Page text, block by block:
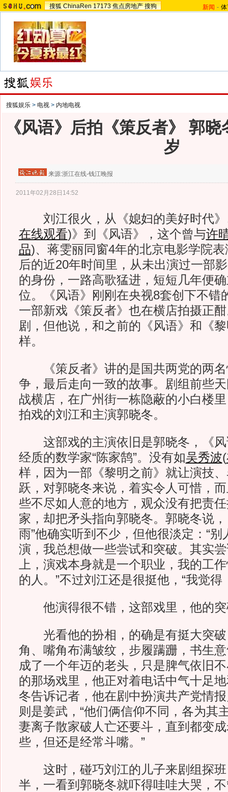
搜狐 ChinaRen 17173 焦点房地产 搜狗 新闻 -
搜狐娱乐 > 电视 > 内地电视
《风语》后拍《策反者》 郭
岁
来源:浙江在线-钱江晚报
2011年02月28日14:52
刘江很火，从《媳妇的美好时代》
在线观看)》到《风语》，这个曾与许
品)、蒋雯丽同窗4年的北京电影学院
后的近20年时间里，从未出演过一部
的身份，一路高歌猛进，短短几年便
位。《风语》刚刚在央视8套创下不错
一部新戏《策反者》也在横店拍摄正
剧，但他说，和之前的《风语》和《
样。
《策反者》讲的是国共两党的两名
争，最后走向一致的故事。剧组前些
战横店，在广州街一栋隐蔽的小白楼
拍戏的刘江和主演郭晓冬。
这部戏的主演依旧是郭晓冬，《风
经质的数学家“陈家鹄”。没有如吴秀波(
样，因为一部《黎明之前》就让演技
跃，对郭晓冬来说，着实令人可惜，
些不尽如人意的地方，观众没有把责
家，却把矛头指向郭晓冬。郭晓冬说
雨”他确实听到不少，但他很淡定：“
演，我总想做一些尝试和突破。其实
上，演戏本身就是一个职业，我的工
的人。”不过刘江还是很挺他，“我觉得
他演得很不错，这部戏里，他的突
光看他的扮相，的确是有挺大突破
角、嘴角布满皱纹，步履蹒跚，书生
成了一个年迈的老头，只是脾气依旧
的那场戏里，他正对着电话中气十足
冬告诉记者，他在剧中扮演共产党情报
则是姜武，“他们俩信仰不同，各为其
妻离子散家破人亡还要斗，直到都变
些，但还是经常斗嘴。”
这时，碰巧刘江的儿子来剧组探班
半，一看到郭晓冬就吓得哇哇大哭，